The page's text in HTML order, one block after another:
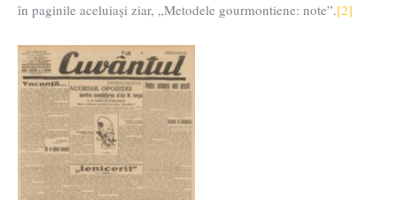
în paginile aceluiași ziar, „Metodele gourmontiene: note”.[2]